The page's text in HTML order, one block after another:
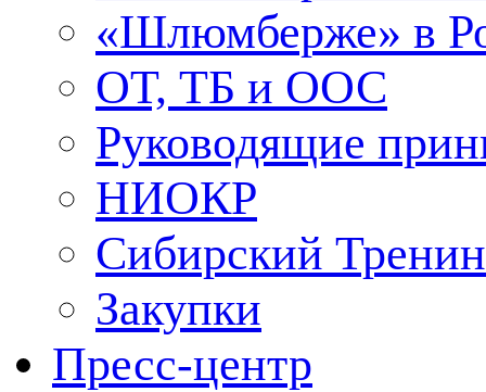
«Шлюмберже» в
ОТ, ТБ и ООС
Руководящие
НИОКР
Сибирский
Закупки
Пресс-центр